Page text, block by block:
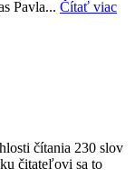
Pavla... Čítať viac
čítania 230 slov
čitateľovi sa to